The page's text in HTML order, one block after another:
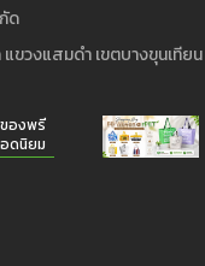
ด
ขวงแสมดำ เขตบางขุนเทียน
องพรี
ดนิยม